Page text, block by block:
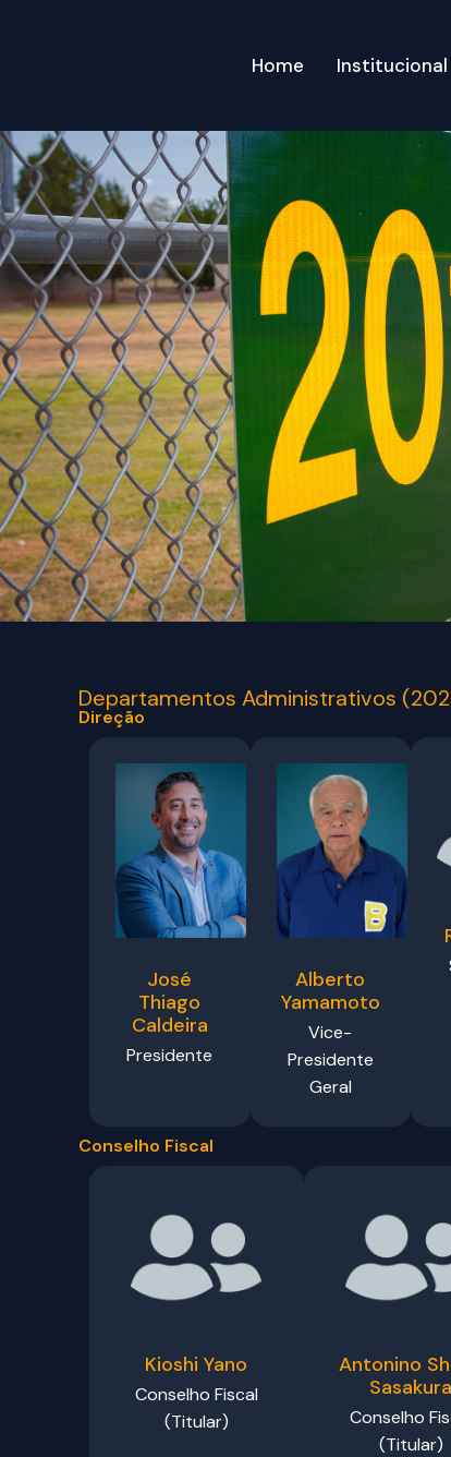
Home Institucional
Departamentos Administrativos
Direção
José
Thiago
Caldeira
Presidente
Alberto
Yamamoto
Vice-
Presidente
Geral
Conselho Fiscal
Kioshi Yano
Conselho Fiscal
(Titular)
Antonino
Sasakura
Conselho
(Titular)